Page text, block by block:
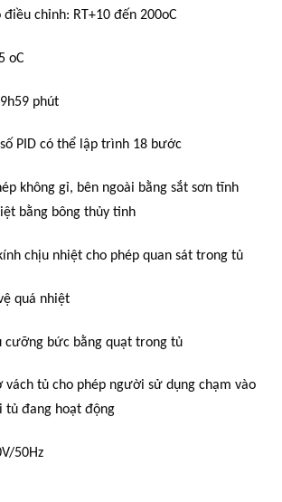
chỉnh: RT+10 đến 200oC
oC
phút
PID có thể lập trình 18 bước
không gỉ, bên ngoài bằng sắt sơn tĩnh
bằng bông thủy tinh
chịu nhiệt cho phép quan sát trong tủ
quá nhiệt
cưỡng bức bằng quạt trong tủ
vách tủ cho phép người sử dụng chạm vào
tủ đang hoạt động
50Hz